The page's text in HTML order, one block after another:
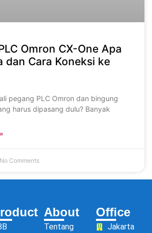
Omron CX-One Apa
dan Cara Koneksi ke
pegang PLC Omron dan bingung
harus dipasang dulu? Banyak
No Comments
About
Tentang
Office
Jakarta